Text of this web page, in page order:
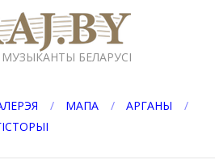
БЕЛАРУСІ
МАПА
АРГАНЫ